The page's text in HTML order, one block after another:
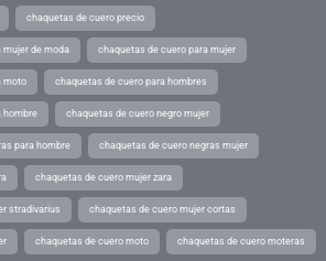
chaquetas de cuero precio
mujer de moda chaquetas de cuero para mujer
moto chaquetas de cuero para hombres
hombre chaquetas de cuero negro mujer
para hombre chaquetas de cuero negras mujer
chaquetas de cuero mujer zara
stradivarius chaquetas de cuero mujer cortas
chaquetas de cuero moto chaquetas de cuero moteras